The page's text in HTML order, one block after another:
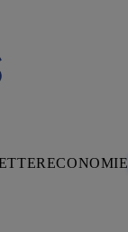
ECONOMIE